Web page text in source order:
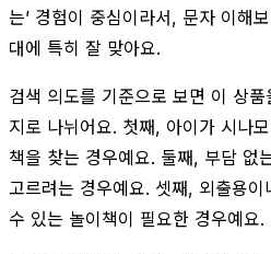
는’ 경험이 중심이라서, 문자 이해
대에 특히 잘 맞아요.
검색 의도를 기준으로 보면 이 상
지로 나뉘어요. 첫째, 아이가 시나
책을 찾는 경우예요. 둘째, 부담 없
고르려는 경우예요. 셋째, 외출용
수 있는 놀이책이 필요한 경우예요.